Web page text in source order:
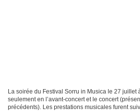
La soirée du Festival Sorru in Musica le 27 juillet
seulement en l’avant-concert et le concert
précédents). Les prestations musicales furent